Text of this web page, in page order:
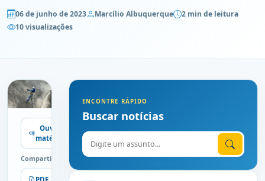
06 de junho de 2023 Marcílio Albuquerque
2 min de leitura
10 visualizações
Ouvir
matéria
Compartilhe
ENCONTRE RÁPIDO
Buscar notícias
Digite o assunto